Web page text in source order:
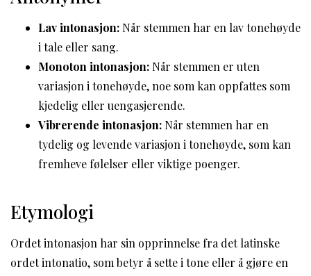
Lav intonasjon: Når stemmen har en lav tonehøyde
i tale eller sang.
Monoton intonasjon: Når stemmen er uten
variasjon i tonehøyde, noe som kan oppfattes som
kjedelig eller uengasjerende.
Vibrerende intonasjon: Når stemmen har en
tydelig og levende variasjon i tonehøyde, som kan
fremheve følelser eller viktige poenger.
Etymologi
Ordet intonasjon har sin opprinnelse fra det latinske
ordet intonatio, som betyr å sette i tone eller å gjøre en